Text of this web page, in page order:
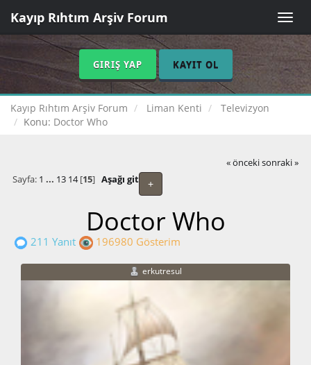
Toggle
Kayıp Rıhtım Arşiv Forum
GIRIŞ YAP KAYIT OL
Kayıp Rıhtım Arşiv Forum Liman Kenti
Televizyon
Konu: Doctor Who
« önceki sonraki »
+
Sayfa: 1 ... 13 14[15] Aşağı git
Doctor Who
211 Yanıt 196980 Gösterim
erkutresul